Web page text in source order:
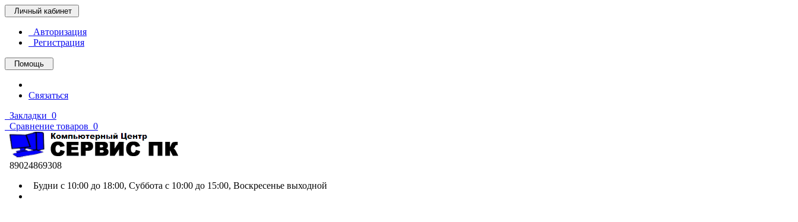
Личный кабинет
Авторизация
Регистрация
Помощь
Связаться
Закладки 0
Сравнение товаров 0
89024869308
Будни с 10:00 до 18:00, Суббота с 10:00 до 15:00, Воскресенье выходной